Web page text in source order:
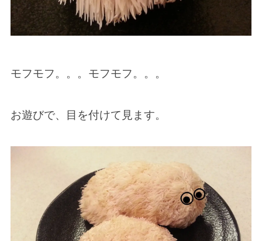
モフモフ。。。モフモフ。。。
お遊びで、目を付けて見ます。